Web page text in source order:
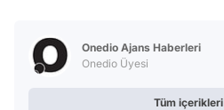
Onedio Ajans Haberleri
Onedio Üyesi
Tüm içerikleri